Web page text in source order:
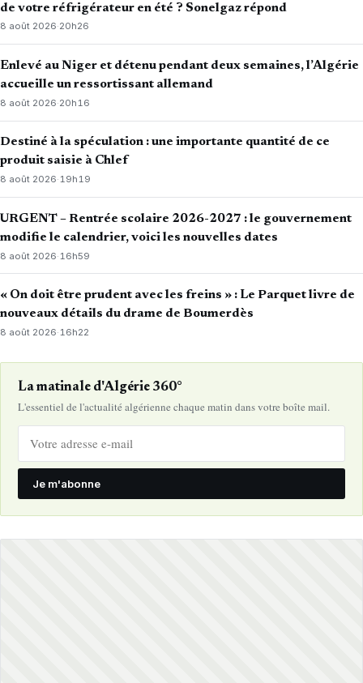
de votre réfrigérateur en été ? Sonelgaz répond
8 août 2026·20h26
Enlevé au Niger et détenu pendant deux semaines, l’Algérie
accueille un ressortissant allemand
8 août 2026·20h16
Destiné à la spéculation : une importante quantité de ce
produit saisie à Chlef
8 août 2026·19h19
URGENT – Rentrée scolaire 2026-2027 : le gouvernement
modifie le calendrier, voici les nouvelles dates
8 août 2026· 16h59
« On doit être prudent avec les freins » : Le Parquet livre de
nouveaux détails du drame de Boumerdès
8 août 2026·16h22
La matinale d'Algérie 360°
L'essentiel de l'actualité algérienne chaque matin dans votre boîte mail.
Je m'abonne